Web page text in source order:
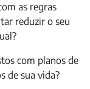
as regras
reduzir o seu
com planos de
de sua vida?